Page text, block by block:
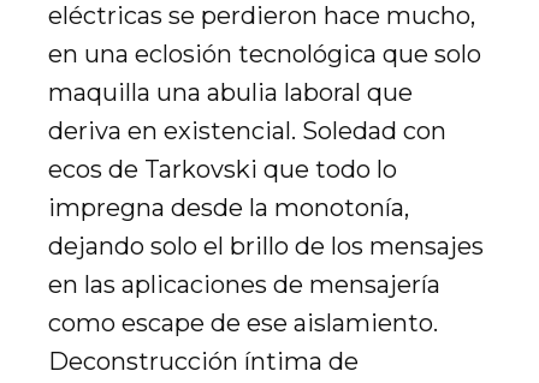
eléctricas se perdieron hace mucho,
en una eclosión tecnológica que solo
maquilla una abulia laboral que
deriva en existencial. Soledad con
ecos de Tarkovski que todo lo
impregna desde la monotonía,
dejando solo el brillo de los mensajes
en las aplicaciones de mensajería
como escape de ese aislamiento.
Deconstrucción íntima de